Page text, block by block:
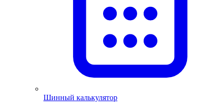
Шинный калькулятор